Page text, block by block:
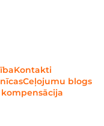
Kontakti
Ceļojumu blogs